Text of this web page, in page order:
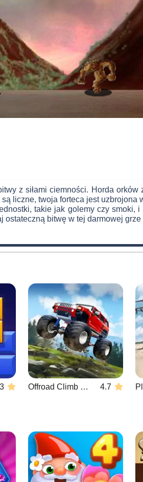
z siłami ciemności. Horda
liczne, twoja forteca jest
takie jak golemy czy
bitwę w tej darmowej
Offroad Climb 4x4 4.7